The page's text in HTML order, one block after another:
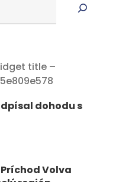
title –
dohodu s
Volva